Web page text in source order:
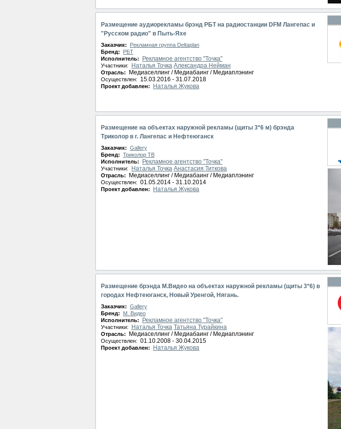
Размещение аудиорекламы брэнд РБТ на радиостанции DFM Лангепас и
"Русском радио" в Пыть-Яхе
Заказчик:
Рекламная группа Deltaplan
Бренд:
РБТ
Исполнитель:
Рекламное агентство "Точка"
Участники: Наталья Точка Александра Нейман
Отрасль: Медиаселлинг / Медиабаинг / Медиаплэнинг
Осуществлен: 15.03.2016 - 31.07.2018
Проект добавлен: Наталья Жукова
Размещение на объектах наружной рекламы (щиты 3*6 м) брэнда
Триколор в г. Лангепас и Нефтеюганск
Заказчик: Gallery
Бренд: Триколор ТВ
Исполнитель:
Рекламное агентство "Точка"
Участники: Наталья Точка Анастасия Титкова
Отрасль: Медиаселлинг / Медиабаинг / Медиаплэнинг
Осуществлен: 01.05.2014 - 31.10.2014
Проект добавлен: Наталья Жукова
Размещение брэнда М.Видео на объектах наружной рекламы (щиты 3*6) в
городах Нефтеюганск, Новый Уренгой, Нягань.
Заказчик: Gallery
Бренд:
М. Видео
Исполнитель:
Рекламное агентство "Точка"
Участники: Наталья Точка Татьяна Турайкина
Отрасль: Медиаселлинг / Медиабаинг / Медиаплэнинг
Осуществлен: 01.10.2008 - 30.04.2015
Проект добавлен: Наталья Жукова